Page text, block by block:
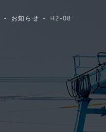
お知らせ H2-08